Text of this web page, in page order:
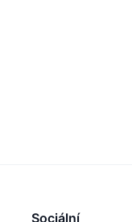
Sociální